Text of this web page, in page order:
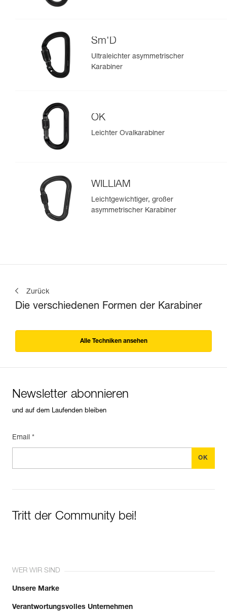
Sm'D
Ultraleichter asymmetrischer
Karabiner
OK
Leichter Ovalkarabiner
WILLIAM
Leichtgewichtiger, großer
asymmetrischer Karabiner
Zurück
Die verschiedenen Formen der Karabiner
Alle Techniken ansehen
Newsletter abonnieren
und auf dem Laufenden bleiben
Email *
Tritt der Community bei!
WER WIR SIND
Unsere Marke
Verantwortungsvolles Unternehmen